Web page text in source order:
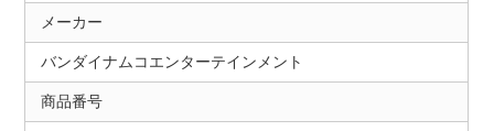
メーカー
バンダイナムコエンターテインメント
商品番号